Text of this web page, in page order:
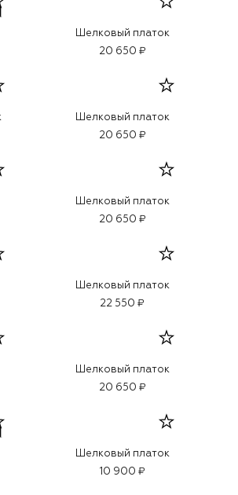
Шелковый платок
20 650 ₽
Шелковый платок
20 650 ₽
Шелковый платок
20 650 ₽
Шелковый платок
22 550 ₽
Шелковый платок
20 650 ₽
Шелковый платок
10 900 ₽